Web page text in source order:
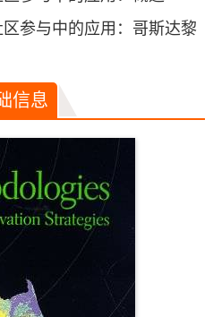
参与中的应用：哥斯达黎
信息